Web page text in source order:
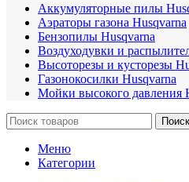
Аккумуляторные пилы
Аэраторы газона Husqvarna
Бензопилы Husqvarna
Воздуходувки и
Высоторезы и кусторезы
Газонокосилки Husqvarna
Мойки высокого давления
Поиск
Меню
Категории